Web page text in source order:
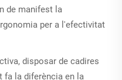
de manifest la
per a l'efectivitat
disposar de cadires
fa la diferència en la